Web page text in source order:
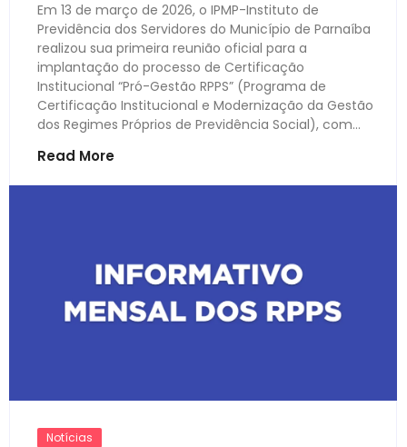
Em 13 de março de 2026, o IPMP-Instituto de
Previdência dos Servidores do Município de Parnaíba
realizou sua primeira reunião oficial para a
implantação do processo de Certificação
Institucional “Pró-Gestão RPPS” (Programa de
Certificação Institucional e Modernização da Gestão
dos Regimes Próprios de Previdência Social), com...
Read More
Notícias